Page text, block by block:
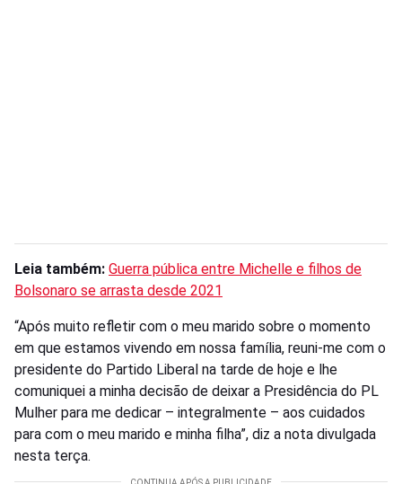
Leia também: Guerra pública entre Michelle e filhos de
Bolsonaro se arrasta desde 2021
“Após muito refletir com o meu marido sobre o momento
em que estamos vivendo em nossa família, reuni-me com o
presidente do Partido Liberal na tarde de hoje e lhe
comuniquei a minha decisão de deixar a Presidência do PL
Mulher para me dedicar – integralmente – aos cuidados
para com o meu marido e minha filha”, diz a nota divulgada
nesta terça.